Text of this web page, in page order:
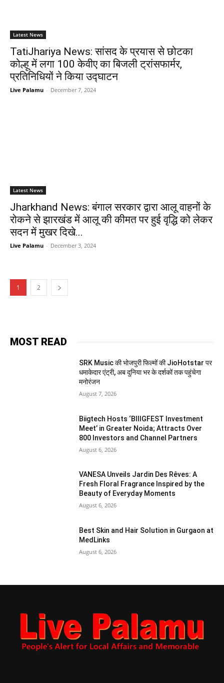
Latest News
TatiJhariya News: सांसद के प्रयास से छोटका
कोल्हू में लगा 100 केवीए का बिजली ट्रांसफार्मर,
प्रतिनिधियों ने किया उद्घाटन
Live Palamu - December 7, 2024
Latest News
Jharkhand News: बंगाल सरकार द्वारा आलू वाहनों के
रोकने से झारखंड में आलू की कीमत पर हुई वृद्धि को लेकर
सदन में मुखर दिखे...
Live Palamu - December 3, 2024
1 2
MOST READ
SRK Music की भोजपुरी फिल्मों की JioHotstar पर
धमाकेदार एंट्री, अब दुनिया भर के दर्शकों तक पहुंचेगा
मनोरंजन
August 7, 2026
Biigtech Hosts ‘BIIIGFEST Investment
Meet’ in Greater Noida; Attracts Over
800 Investors and Channel Partners
August 6, 2026
VANESA Unveils Jardin Des Rêves: A
Fresh Floral Fragrance Inspired by the
Beauty of Everyday Moments
August 6, 2026
Best Skin and Hair Solution in Gurgaon at
MedLinks
August 6, 2026